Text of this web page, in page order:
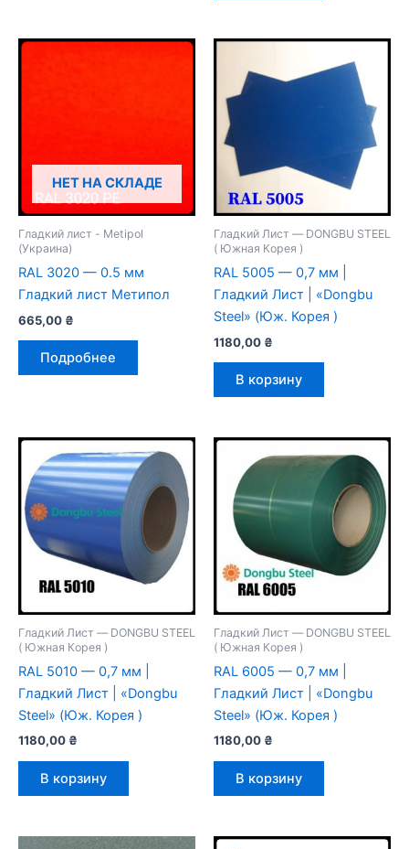
НЕТ НА СКЛАДЕ
Гладкий лист - Metipol
(Украина)
RAL 3020 — 0.5 мм
Гладкий лист Метипол
665,00 ₴
Подробнее
Гладкий Лист — DONGBU STEEL
( Южная Корея )
RAL 5005 — 0,7 мм |
Гладкий Лист | «Dongbu
Steel» (Юж. Корея )
1180,00 ₴
В корзину
Гладкий Лист — DONGBU STEEL
( Южная Корея )
RAL 5010 — 0,7 мм |
Гладкий Лист | «Dongbu
Steel» (Юж. Корея )
1180,00 ₴
В корзину
Гладкий Лист — DONGBU STEEL
( Южная Корея )
RAL 6005 — 0,7 мм |
Гладкий Лист | «Dongbu
Steel» (Юж. Корея )
1180,00 ₴
В корзину